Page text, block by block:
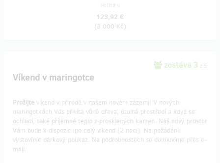
123,92 €
(3 000 Kč)
zostáva 3 z 5
Víkend v maringotce
Prožijte víkend v přírodě v našem novém zázemí! V nových
maringotkách Vás přivítá vůně dřeva, útulné prostředí a když se
ochladí, také příjemné teplo z prosklených kamen. Náš nový prostor
Vám bude k dispozici po celý víkend (2 noci). Na požádání
vystavíme dárkový poukaz. Na podrobnostech se domluvíme přes e-
mail.